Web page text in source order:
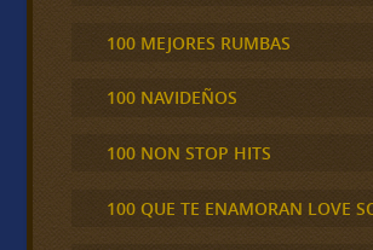
100 MEJORES RUMBAS
100 NAVIDEÑOS
100 NON STOP HITS
100 QUE TE ENAMORAN LOVE